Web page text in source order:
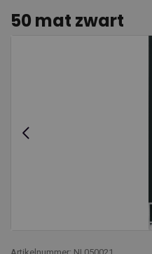
50 mat zwart